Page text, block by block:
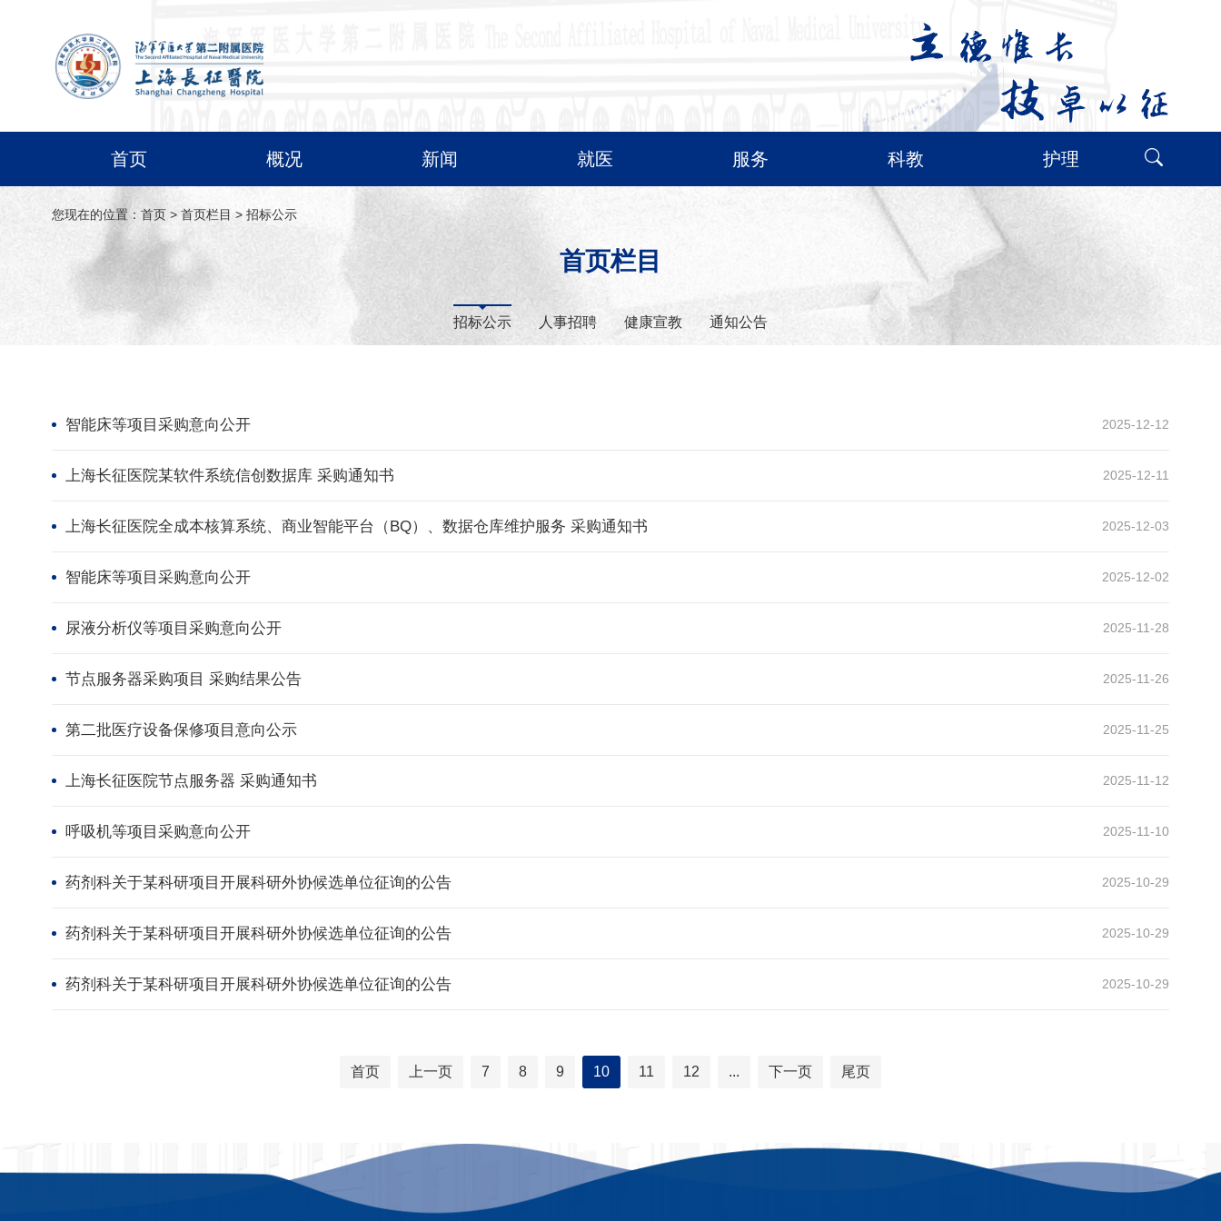
首页 概况 新闻 就医 服务 科教 护理
您现在的位置： 首页 > 首页栏目 > 招标公示
首页栏目
招标公示 人事招聘 健康宣教 通知公告
智能床等项目采购意向公开 2025-12-12
上海长征医院某软件系统信创数据库 采购通知书 2025-12-11
上海长征医院全成本核算系统、商业智能平台（BQ）、数据仓库维护服务 采购通知书 2025-12-03
智能床等项目采购意向公开 2025-12-02
尿液分析仪等项目采购意向公开 2025-11-28
节点服务器采购项目 采购结果公告 2025-11-26
第二批医疗设备保修项目意向公示 2025-11-25
上海长征医院节点服务器 采购通知书 2025-11-12
呼吸机等项目采购意向公开 2025-11-10
药剂科关于某科研项目开展科研外协候选单位征询的公告 2025-10-29
药剂科关于某科研项目开展科研外协候选单位征询的公告 2025-10-29
药剂科关于某科研项目开展科研外协候选单位征询的公告 2025-10-29
首页 上一页 7 8 9 10 11 12 ... 下一页 尾页